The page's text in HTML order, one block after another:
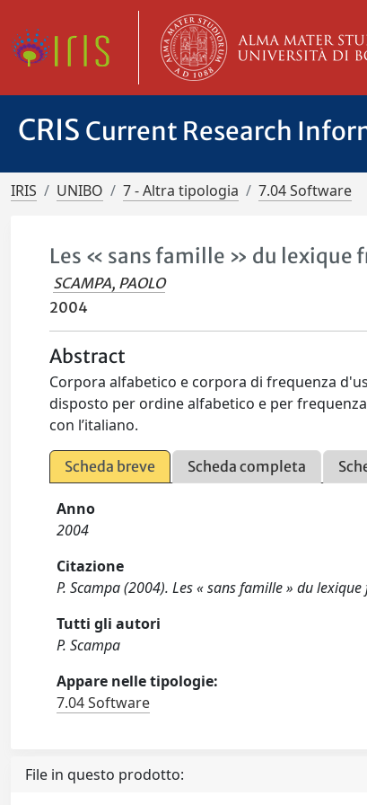
CRIS Current Research
IRIS UNIBO 7 - Altra tipologia 7.04 Software
Les « sans famille » du lexique
SCAMPA, PAOLO
2004
Abstract
Corpora alfabetico e corpora di frequenza
disposto per ordine alfabetico e per
con l’italiano.
Scheda breve Scheda completa
Anno
2004
Citazione
P. Scampa (2004). Les « sans famille » du lexique
Tutti gli autori
P. Scampa
Appare nelle tipologie:
7.04 Software
File in questo prodotto: